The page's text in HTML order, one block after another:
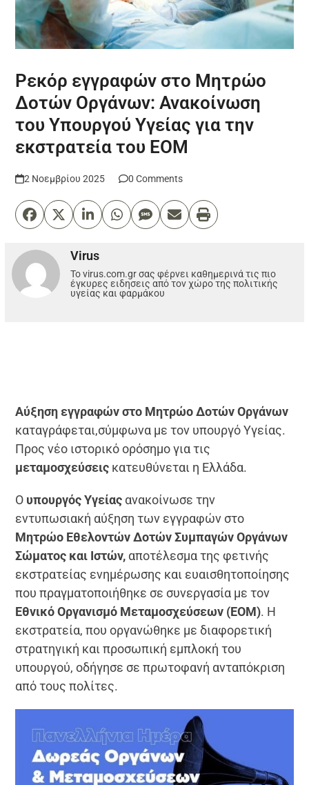
Ρεκόρ εγγραφών στο Μητρώο
Δοτών Οργάνων: Ανακοίνωση
του Υπουργού Υγείας για την
εκστρατεία του ΕΟΜ
2 Νοεμβρίου 2025 0 Comments
Virus
Το virus.com.gr σας φέρνει καθημερινά τις πιο
έγκυρες ειδησεις από τον χώρο της πολιτικής
υγείας και φαρμάκου
Αύξηση εγγραφών στο Μητρώο Δοτών Οργάνων
καταγράφεται,σύμφωνα με τον υπουργό Υγείας.
Προς νέο ιστορικό ορόσημο για τις
μεταμοσχεύσεις κατευθύνεται η Ελλάδα.
Ο υπουργός Υγείας ανακοίνωσε την
εντυπωσιακή αύξηση των εγγραφών στο
Μητρώο Εθελοντών Δοτών Συμπαγών Οργάνων
Σώματος και Ιστών, αποτέλεσμα της φετινής
εκστρατείας ενημέρωσης και ευαισθητοποίησης
που πραγματοποιήθηκε σε συνεργασία με τον
Εθνικό Οργανισμό Μεταμοσχεύσεων (ΕΟΜ). Η
εκστρατεία, που οργανώθηκε με διαφορετική
στρατηγική και προσωπική εμπλοκή του
υπουργού, οδήγησε σε πρωτοφανή ανταπόκριση
από τους πολίτες.